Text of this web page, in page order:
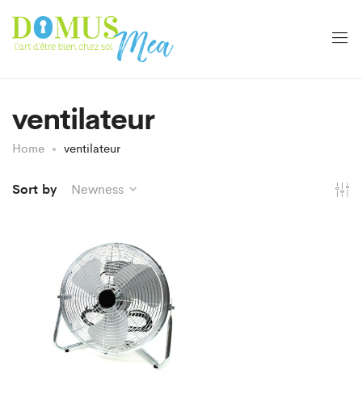
ventilateur
Home ventilateur
Sort by Newness